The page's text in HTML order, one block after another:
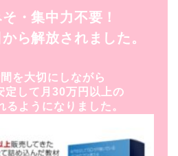
・集中力不要！
ら解放されました。
を大切にしながら
定して月30万円以上の
るようになりました。